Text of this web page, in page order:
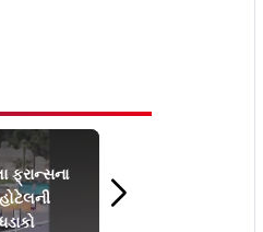
ફ્રાન્સના
હોટેલની